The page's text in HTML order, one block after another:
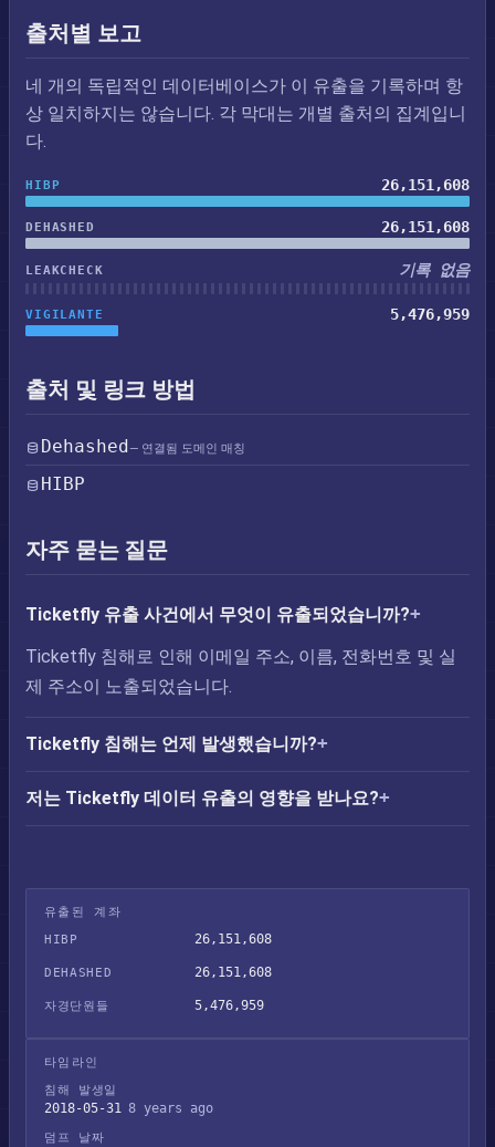
출처별 보고
네 개의 독립적인 데이터베이스가 이 유출을 기록하며 항
상 일치하지는 않습니다. 각 막대는 개별 출처의 집계입니
다.
HIBP 26,151,608
DEHASHED 26,151,608
LEAKCHECK 기록 없음
VIGILANTE 5,476,959
출처 및 링크 방법
Dehashed— 연결됨 도메인 매칭
HIBP
자주 묻는 질문
Ticketfly 유출 사건에서 무엇이 유출되었습니까?
Ticketfly 침해로 인해 이메일 주소, 이름, 전화번호 및 실
제 주소이 노출되었습니다.
Ticketfly 침해는 언제 발생했습니까?
저는 Ticketfly 데이터 유출의 영향을 받나요?
유출된 계좌
HIBP
26,151,608
DEHASHED 26,151,608
자경단원들 5,476,959
타임라인
침해 발생일
2018-05-31 8 years ago
덤프 날짜